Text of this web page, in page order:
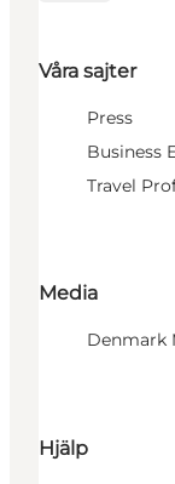
Våra sajter
Press
Business
Travel
Media
Denmark
Hjälp